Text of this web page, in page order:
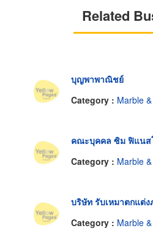
Related
บุญพาพาณิชย์
Category : Marble &
คณะบุคคล ซิม ฟิแนส
Category : Marble &
บริษัท รับเหมาตกแต่ง
Category : Marble &